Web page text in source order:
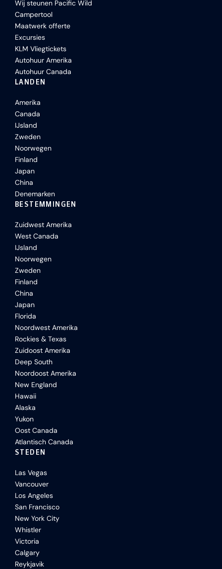
Wij steunen Pacific Wild
Campertool
Maatwerk offerte
Excursies
KLM Vliegtickets
Autohuur Amerika
Autohuur Canada
LANDEN
Amerika
Canada
IJsland
Zweden
Noorwegen
Finland
Japan
China
Denemarken
BESTEMMINGEN
Zuidwest Amerika
West Canada
IJsland
Noorwegen
Zweden
Finland
China
Japan
Florida
Noordwest Amerika
Rockies & Texas
Zuidoost Amerika
Deep South
Noordoost Amerika
New England
Hawaii
Alaska
Yukon
Oost Canada
Atlantisch Canada
STEDEN
Las Vegas
Vancouver
Los Angeles
San Francisco
New York City
Whistler
Victoria
Calgary
Reykjavik